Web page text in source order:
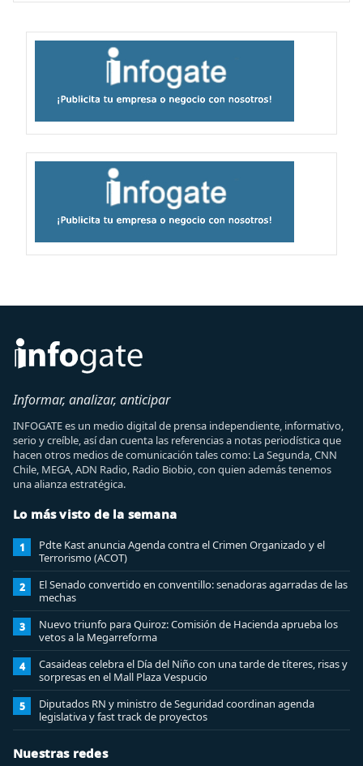
Informar, analizar, anticipar
INFOGATE es un medio digital de prensa independiente, informativo,
serio y creíble, así dan cuenta las referencias a notas periodística que
hacen otros medios de comunicación tales como: La Segunda, CNN
Chile, MEGA, ADN Radio, Radio Biobio, con quien además tenemos
una alianza estratégica.
Lo más visto de la semana
1
Pdte Kast anuncia Agenda contra el Crimen Organizado y el
Terrorismo (ACOT)
2
El Senado convertido en conventillo: senadoras agarradas de las
mechas
3
Nuevo triunfo para Quiroz: Comisión de Hacienda aprueba los
vetos a la Megarreforma
4
Casaideas celebra el Día del Niño con una tarde de títeres, risas y
sorpresas en el Mall Plaza Vespucio
5
Diputados RN y ministro de Seguridad coordinan agenda
legislativa y fast track de proyectos
Nuestras redes